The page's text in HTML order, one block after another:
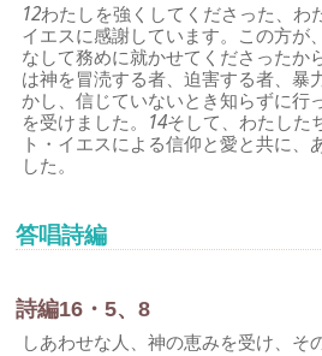
12わたしを強くしてくださった、わ
イエスに感謝しています。この方が
なして務めに就かせてくださったか
は神を冒涜する者、迫害する者、暴
かし、信じていないとき知らずに行
を受けました。 14そして、わたした
ト・イエスによる信仰と愛と共に、
した。
答唱詩編
詩編16・5、8
しあわせな人、神の恵みを受け、そ